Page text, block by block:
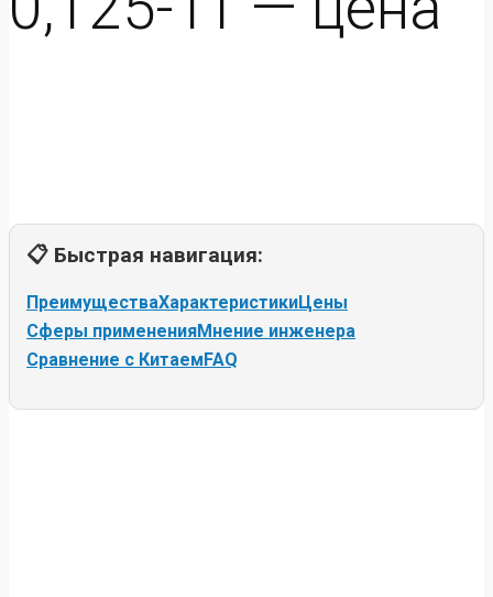
📋 Быстрая навигация:
ПреимуществаХарактеристикиЦены
Сферы примененияМнение инженера
Сравнение с Китаем FAQ